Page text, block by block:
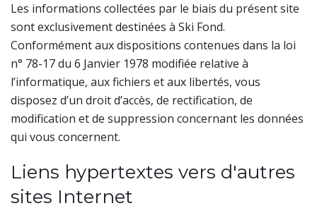
Les informations collectées par le biais du présent site
sont exclusivement destinées à Ski Fond.
Conformément aux dispositions contenues dans la loi
n° 78-17 du 6 Janvier 1978 modifiée relative à
l’informatique, aux fichiers et aux libertés, vous
disposez d’un droit d’accès, de rectification, de
modification et de suppression concernant les données
qui vous concernent.
Liens hypertextes vers d'autres
sites Internet